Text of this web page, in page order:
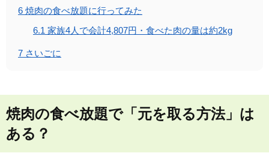
6 焼肉の食べ放題に行ってみた
6.1 家族4人で会計4,807円・食べた肉の量は約2kg
7 さいごに
焼肉の食べ放題で「元を取る方法」は
ある？